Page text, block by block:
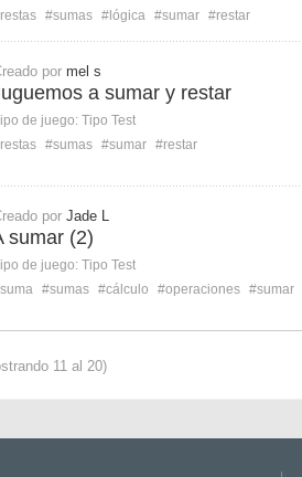
#sumas #lógica #sumar #restar
por mel s
a sumar y restar
de juego: Tipo Test
#sumas #sumar #restar
por Jade L
sumar (2)
de juego: Tipo Test
#sumas #cálculo #operaciones #sumar
11 al 20)